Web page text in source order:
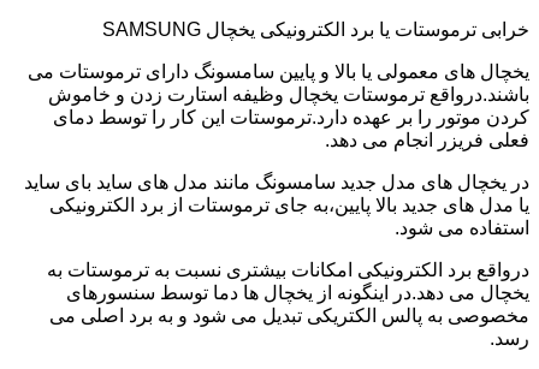
خرابی ترموستات یا برد الکترونیکی یخچال SAMSUNG
یخچال های معمولی یا بالا و پایین سامسونگ دارای ترموستات می
باشند.درواقع ترموستات یخچال وظیفه استارت زدن و خاموش
کردن موتور را بر عهده دارد.ترموستات این کار را توسط دمای
فعلی فریزر انجام می دهد.
در یخچال های مدل جدید سامسونگ مانند مدل های ساید بای ساید
یا مدل های جدید بالا پایین،به جای ترموستات از برد الکترونیکی
استفاده می شود.
درواقع برد الکترونیکی امکانات بیشتری نسبت به ترموستات به
یخچال می دهد.در اینگونه از یخچال ها دما توسط سنسورهای
مخصوصی به پالس الکتریکی تبدیل می شود و به برد اصلی می
رسد.